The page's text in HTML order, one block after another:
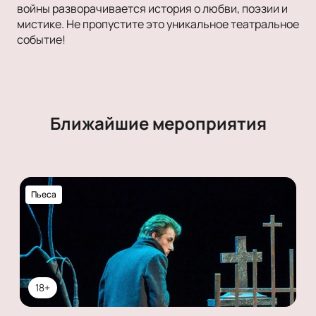
войны разворачивается история о любви, поэзии и
мистике. Не пропустите это уникальное театральное
событие!
Ближайшие мероприятия
18+
Пьеса